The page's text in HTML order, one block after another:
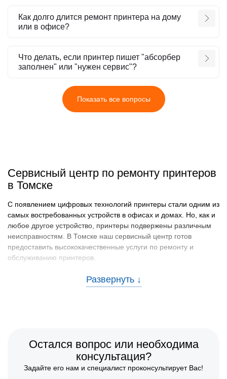
Как долго длится ремонт принтера на дому
или в офисе?
Что делать, если принтер пишет "абсорбер
заполнен" или "нужен сервис"?
Показать все вопросы
Сервисный центр по ремонту принтеров
в Томске
С появлением цифровых технологий принтеры стали одним из
самых востребованных устройств в офисах и домах. Но, как и
любое другое устройство, принтеры подвержены различным
неисправностям. В Томске наш сервисный центр готов
предоставить высококачественные услуги по ремонту и
обслуживанию принтеров.
Частые неисправности принтеров и
способы их предотвратить
Неравномерное или блеклое нанесение чернил
Проблемы с соединением
Неисправность картриджа или блока питания
Остался вопрос или необходима
консультация?
Задайте его нам и специалист проконсультирует Вас!